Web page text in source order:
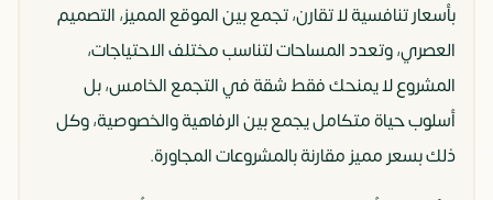
بأسعار تنافسية لا تقارن، تجمع بين الموقع المميز، التصميم
العصري، وتعدد المساحات لتناسب مختلف الاحتياجات،
المشروع لا يمنحك فقط شقة في التجمع الخامس، بل
أسلوب حياة متكامل يجمع بين الرفاهية والخصوصية، وكل
ذلك بسعر مميز مقارنة بالمشروعات المجاورة.